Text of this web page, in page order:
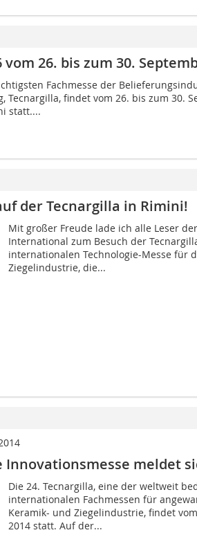
vom 26. bis zum 30.
Fachmesse der
Tecnargilla, findet vom 26. bis zum 30.
statt....
der Tecnargilla in Rimini!
Mit großer Freude lade ich alle Leser
International zum Besuch der
internationalen Technologie-Messe für
Ziegelindustrie, die...
Innovationsmesse meldet
Die 24. Tecnargilla, eine der weltweit
internationalen Fachmessen für
Keramik- und Ziegelindustrie, findet
2014 statt. Auf der...